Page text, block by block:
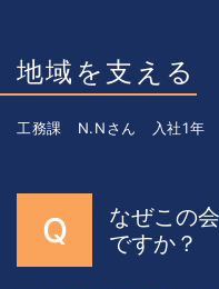
地域を支える
工務課 N.Nさん 入社1年
なぜこの
ですか？